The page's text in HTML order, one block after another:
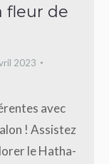
fleur de
2023
avec
! Assistez
le Hatha-